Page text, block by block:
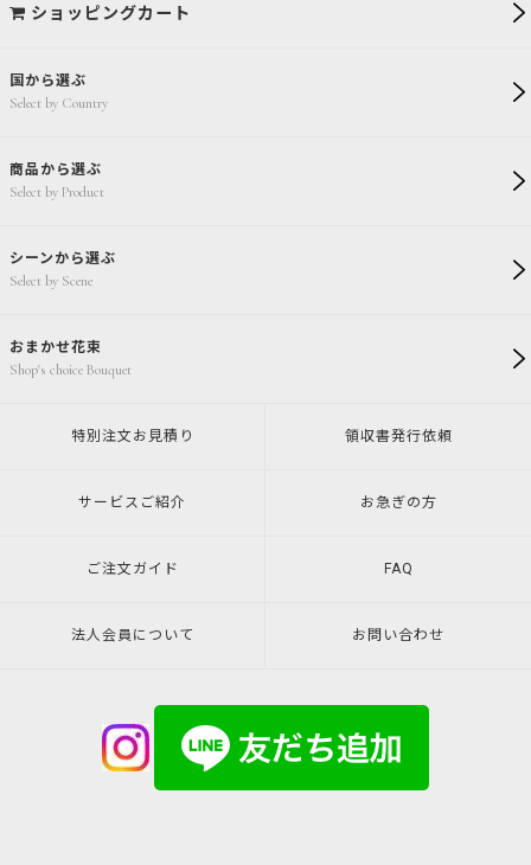
国から選ぶ
Select by Country
商品から選ぶ
Select by Product
シーンから選ぶ
Select by Scene
おまかせ花束
Shop's choice Bouquet
ショッピングカート
特別注文 お見積り 領収書発行依頼
サービスご紹介 お急ぎの方
ご注文ガイド FAQ
法人会員について お問い合わせ